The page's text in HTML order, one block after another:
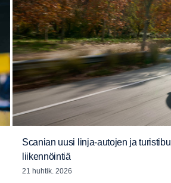
Scanian uusi linja-autojen ja
liikennöintiä
21 huhtik. 2026